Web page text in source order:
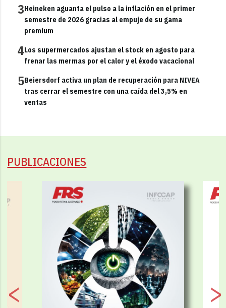
3Heineken aguanta el pulso a la inflación en el primer
semestre de 2026 gracias al empuje de su gama
premium
4Los supermercados ajustan el stock en agosto para
frenar las mermas por el calor y el éxodo vacacional
5Beiersdorf activa un plan de recuperación para NIVEA
tras cerrar el semestre con una caída del 3,5% en
ventas
PUBLICACIONES